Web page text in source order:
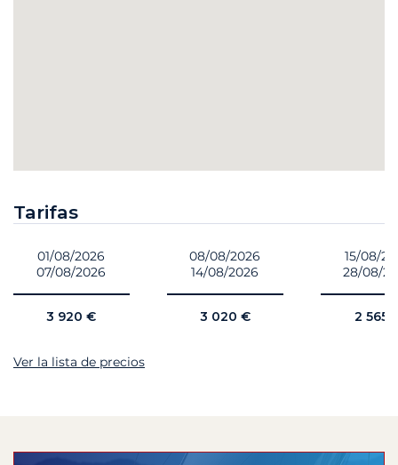
Tarifas
01/08/2026
07/08/2026
3 920 €
08/08/2026
14/08/2026
3 020 €
15/08/
28/08/
2 565
Ver la lista de precios